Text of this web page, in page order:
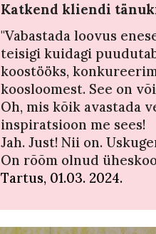
Katkend kliendi
"Vabastada loovus
teisigi kuidagi
koostööks,
koosloomest. See on
Oh, mis kõik avastada
inspiratsioon me sees!
Jah. Just! Nii on.
On rõõm olnud
Tartus, 01.03. 2024.